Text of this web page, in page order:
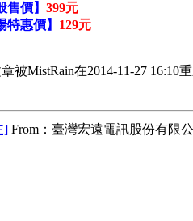
售價】 399元
特惠價】 129元
被MistRain在2014-11-27 16:10
] From：臺灣宏遠電訊股份有限